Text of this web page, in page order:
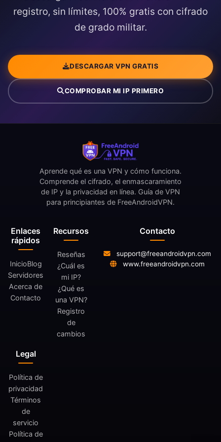
registro, sin límites, 100% gratis con cifrado
de grado militar.
DESCARGAR VPN GRATIS
COMPROBAR MI IP PRIMERO
Enlaces
rápidos
InicioBlog
Servidores
Acerca de
Contacto
Recursos
Reseñas
¿Cuál es
mi IP?
¿Qué es
una VPN?
Registro
de
cambios
Legal
Política de
privacidad
Términos
de
servicio
Política de
Aprende qué es una VPN y cómo funciona.
Comprende el cifrado, el enmascaramiento
de IP y la privacidad en línea. Guía de VPN
para principiantes de FreeAndroidVPN.
Contacto
support@freeandroidvpn.com
www.freeandroidvpn.com